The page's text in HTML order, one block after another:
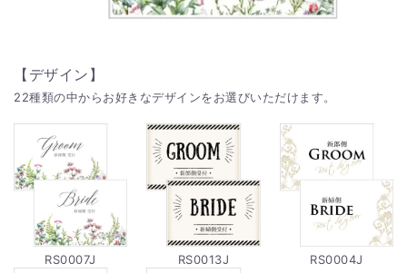
【デザイン】
22種類の中からお好きなデザインをお選びいただけます。
RS0007J RS0013J RS0004J